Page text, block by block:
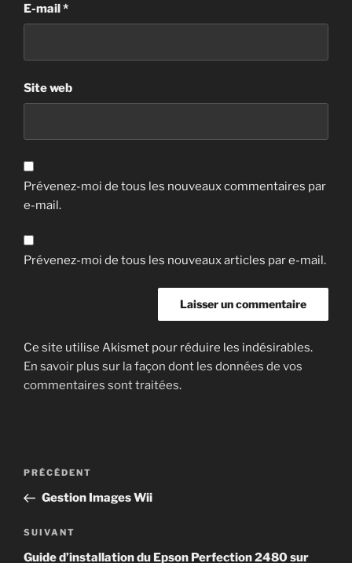
E-mail*
Site web
Prévenez-moi de tous les nouveaux commentaires par
e-mail.
Prévenez-moi de tous les nouveaux articles par e-mail.
Ce site utilise Akismet pour réduire les indésirables.
En savoir plus sur la façon dont les données de vos
commentaires sont traitées.
Navigation
l’article
Article
précédent
PRÉCÉDENT
Gestion Images Wii
Article
suivant
SUIVANT
Guide d’installation du Epson Perfection 2480 sur